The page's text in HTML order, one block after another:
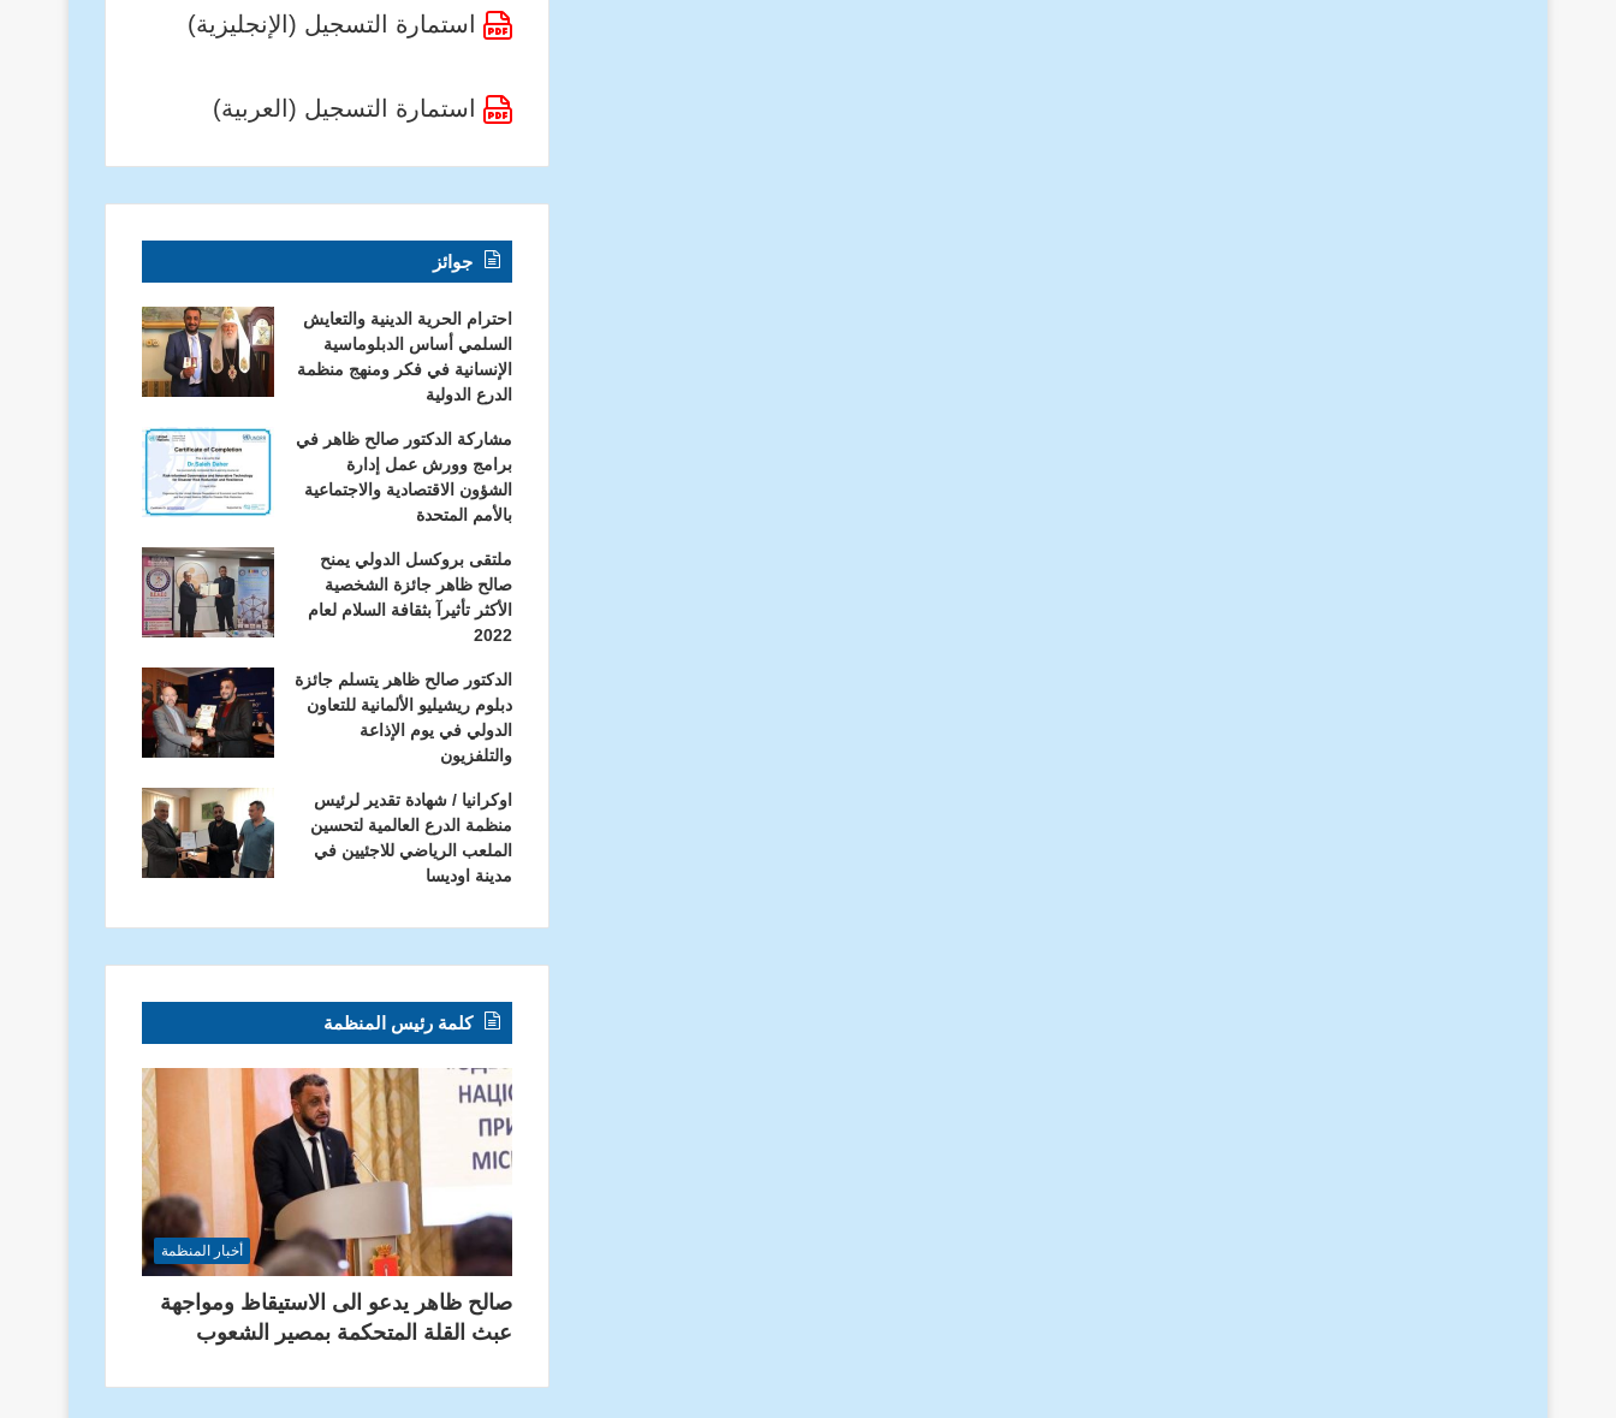
استمارة التسجيل (الإنجليزية)
استمارة التسجيل (العربية)
جوائز
احترام الحرية الدينية والتعايش
السلمي أساس الدبلوماسية
الإنسانية في فكر ومنهج منظمة
الدرع الدولية
مشاركة الدكتور صالح ظاهر في
برامج وورش عمل إدارة
الشؤون الاقتصادية والاجتماعية
بالأمم المتحدة
ملتقى بروكسل الدولي يمنح
صالح ظاهر جائزة الشخصية
الأكثر تأثيرآ بثقافة السلام لعام
2022
الدكتور صالح ظاهر يتسلم جائزة
دبلوم ريشيليو الألمانية للتعاون
الدولي في يوم الإذاعة
والتلفزيون
اوكرانيا / شهادة تقدير لرئيس
منظمة الدرع العالمية لتحسين
الملعب الرياضي للاجئيين في
مدينة اوديسا
كلمة رئيس المنظمة
أخبار المنظمة
صالح ظاهر يدعو الى الاستيقاظ ومواجهة
عبث القلة المتحكمة بمصير الشعوب